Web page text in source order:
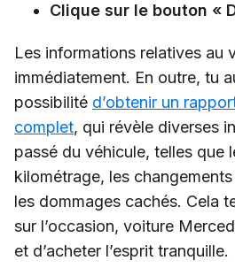
Clique sur le bouton «
Les informations relatives au
immédiatement. En outre, tu
possibilité d’obtenir un
complet, qui révèle diverses
passé du véhicule, telles que
kilométrage, les
les dommages cachés. Cela
sur l’occasion, voiture
et d’acheter l’esprit tranquille.